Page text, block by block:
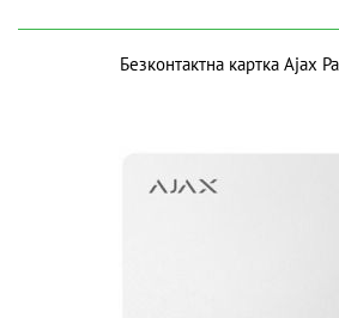
Безконтактна картка Ajax